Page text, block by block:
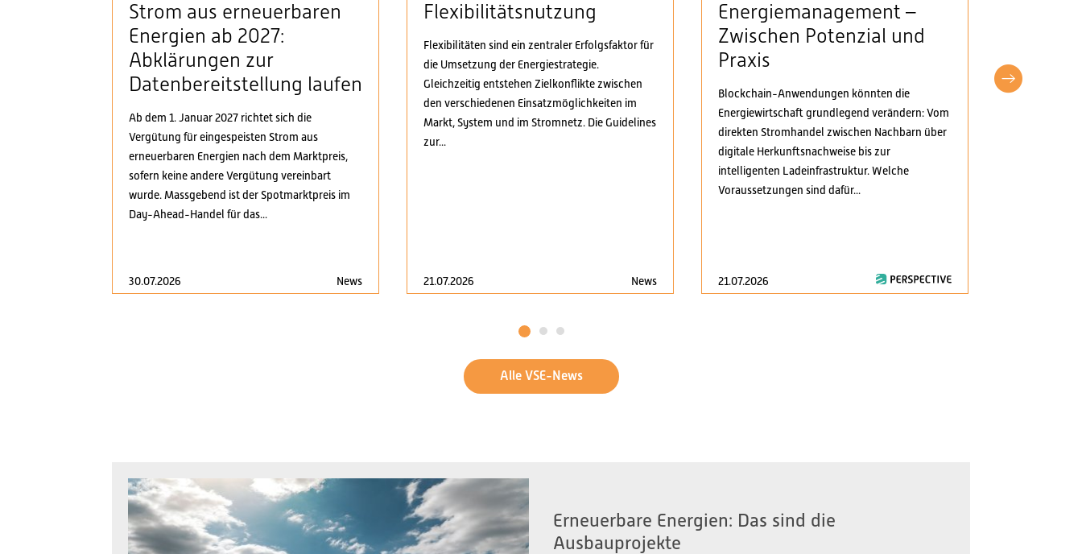
Strom aus erneuerbaren
Energien ab 2027:
Abklärungen zur
Datenbereitstellung laufen
Ab dem 1. Januar 2027 richtet sich die
Vergütung für eingespeisten Strom aus
erneuerbaren Energien nach dem Marktpreis,
sofern keine andere Vergütung vereinbart
wurde. Massgebend ist der Spotmarktpreis im
Day-Ahead-Handel für das...
30.07.2026 News
Flexibilitätsnutzung
Flexibilitäten sind ein zentraler Erfolgsfaktor für
die Umsetzung der Energiestrategie.
Gleichzeitig entstehen Zielkonflikte zwischen
den verschiedenen Einsatzmöglichkeiten im
Markt, System und im Stromnetz. Die Guidelines
zur...
21.07.2026 News
Energiemanagement –
Zwischen Potenzial und
Praxis
Blockchain-Anwendungen könnten die
Energiewirtschaft grundlegend verändern: Vom
direkten Stromhandel zwischen Nachbarn über
digitale Herkunftsnachweise bis zur
intelligenten Ladeinfrastruktur. Welche
Voraussetzungen sind dafür...
21.07.2026
fordert
1 2 3
Alle VSE-News
Erneuerbare Energien: Das sind die
Ausbauprojekte